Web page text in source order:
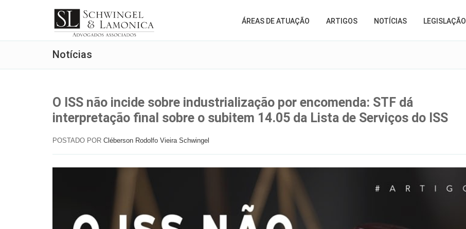
ÁREAS DE ATUAÇÃO ARTIGOS NOTÍCIAS LEGISLAÇÃO
Notícias
O ISS não incide sobre industrialização por encomenda: STF dá
interpretação final sobre o subitem 14.05 da Lista de Serviços do ISS
POSTADO POR Cléberson Rodolfo Vieira Schwingel